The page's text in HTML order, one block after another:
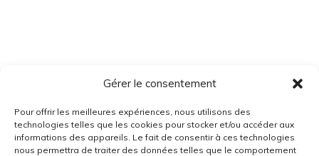
Gérer le consentement
Pour offrir les meilleures expériences, nous utilisons des
technologies telles que les cookies pour stocker et/ou accéder aux
informations des appareils. Le fait de consentir à ces technologies
nous permettra de traiter des données telles que le comportement